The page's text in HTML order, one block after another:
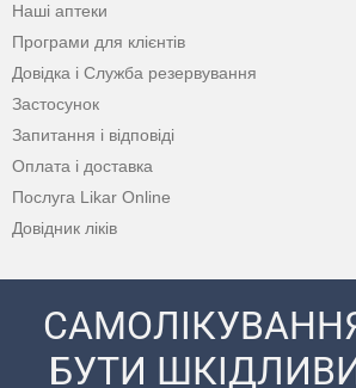
Наші аптеки
Програми для клієнтів
Довідка і Служба резервування
Застосунок
Запитання і відповіді
Оплата і доставка
Послуга Likar Online
Довідник ліків
БУТИ